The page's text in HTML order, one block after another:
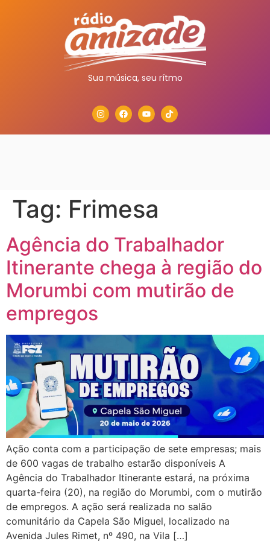
Sua música, seu rítmo
Tag: Frimesa
Agência do Trabalhador
Itinerante chega à região do
Morumbi com mutirão de
empregos
Ação conta com a participação de sete empresas; mais
de 600 vagas de trabalho estarão disponíveis A
Agência do Trabalhador Itinerante estará, na próxima
quarta-feira (20), na região do Morumbi, com o mutirão
de empregos. A ação será realizada no salão
comunitário da Capela São Miguel, localizado na
Avenida Jules Rimet, nº 490, na Vila […]